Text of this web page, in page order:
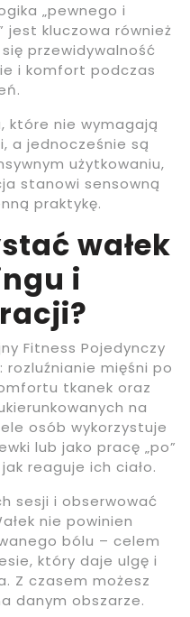
„pewnego i
jest kluczowa również
przewidywalność
i komfort podczas
które nie wymagają
a jednocześnie są
użytkowaniu,
stanowi sensowną
praktykę.
wałek
i
Fitness Pojedynczy
mięśni po
tkanek oraz
na
osób wykorzystuje
lub jako pracę „po”
reaguje ich ciało.
sesji i obserwować
nie powinien
bólu – celem
który daje ulgę i
Z czasem możesz
danym obszarze.